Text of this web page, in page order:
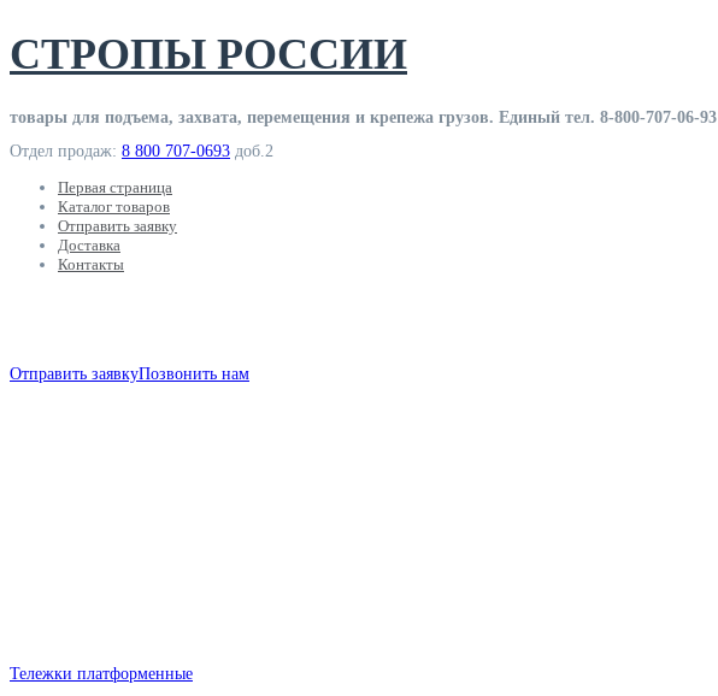
Skip
to
content
СТРОПЫ РОССИИ
товары для подъема, захвата, перемещения и крепежа грузов. Единый тел. 8-800-707-06-93
Отдел продаж: 8 800 707-0693 доб.2
Первая страница
Каталог товаров
Отправить заявку
Доставка
Контакты
Отправить заявкуПозвонить нам
Тележки платформенные